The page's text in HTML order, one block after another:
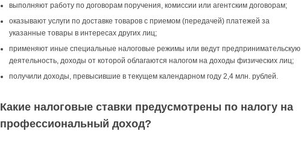
выполняют работу по договорам поручения, комиссии или агентским договорам;
оказывают услуги по доставке товаров с приемом (передачей) платежей за
указанные товары в интересах других лиц;
применяют иные специальные налоговые режимы или ведут предпринимательскую
деятельность, доходы от которой облагаются налогом на доходы физических лиц;
получили доходы, превысившие в текущем календарном году 2,4 млн. рублей.
Какие налоговые ставки предусмотрены по налогу на
профессиональный доход?